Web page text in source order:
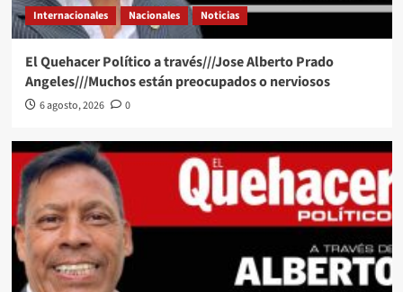
Internacionales Nacionales Noticias
El Quehacer Político a través///Jose Alberto Prado
Angeles///Muchos están preocupados o nerviosos
6 agosto, 2026 0